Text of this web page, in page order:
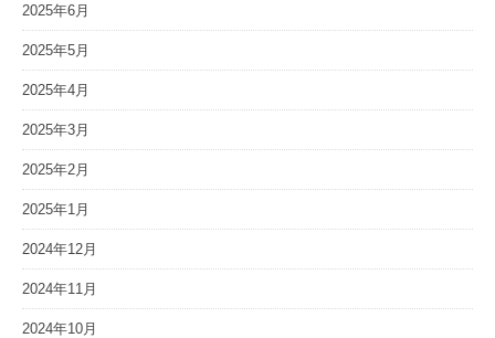
2025年6月
2025年5月
2025年4月
2025年3月
2025年2月
2025年1月
2024年12月
2024年11月
2024年10月